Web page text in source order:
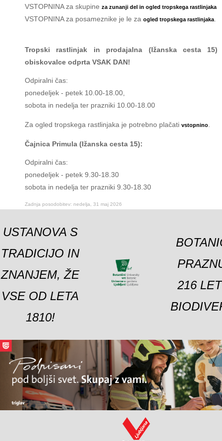
VSTOPNINA za skupine za zunanji del in ogled tropskega rastlinjaka
VSTOPNINA za posameznike je le za ogled tropskega rastlinjaka
Tropski rastlinjak in prodajalna (Ižanska cesta
obiskovalce odprta VSAK DAN!
Odpiralni čas:
ponedeljek - petek 10.00-18.00,
sobota in nedelja ter prazniki 10.00-18.00
Za ogled tropskega rastlinjaka je potrebno plačati vstopnino
Čajnica Primula (Ižanska cesta 15):
Odpiralni čas:
ponedeljek - petek 9.30-18.30
sobota in nedelja ter prazniki 9.30-18.30
Zadnja posodobitev: nedelja, 31 maj 2026
USTANOVA S
TRADICIJO IN
ZNANJEM, ŽE
VSE OD LETA
1810!
216